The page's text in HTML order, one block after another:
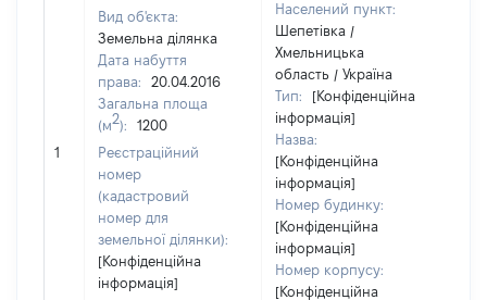
1
Вид об'єкта:
Земельна ділянка
Дата набуття
права:
20.04.2016
Загальна площа
(м2):
1200
Реєстраційний
номер
(кадастровий
номер для
земельної ділянки):
[Конфіденційна
інформація]
Населений пункт:
Шепетівка /
Хмельницька
область / Україна
Тип:
[Конфіденційна
інформація]
Назва:
[Конфіденційна
інформація]
Номер будинку:
[Конфіденційна
інформація]
Номер корпусу:
[Конфіденційна